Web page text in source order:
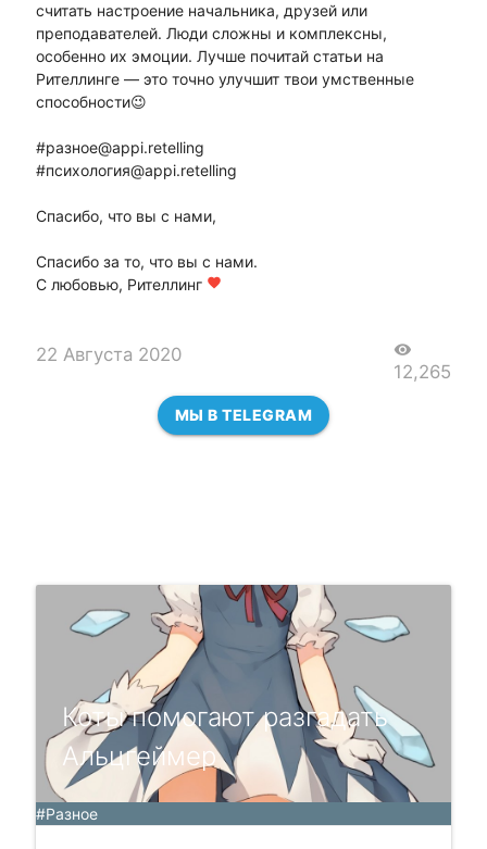
считать настроение начальника, друзей или
преподавателей. Люди сложны и комплексны,
особенно их эмоции. Лучше почитай статьи на
Рителлинге — это точно улучшит твои умственные
способности😉
#разное@appi.retelling
#психология@appi.retelling
Спасибо, что вы с нами,
Спасибо за то, что вы с нами.
С любовью, Рителлинг favorite
22 Августа 2020 visibility
12,265
МЫ В TELEGRAM
Коты помогают разгадать
Альцгеймер
#Разное